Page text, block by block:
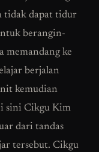
tidak dapat tidur
berangin-
memandang ke
berjalan
kemudian
sini Cikgu Kim
dari tandas
tersebut. Cikgu